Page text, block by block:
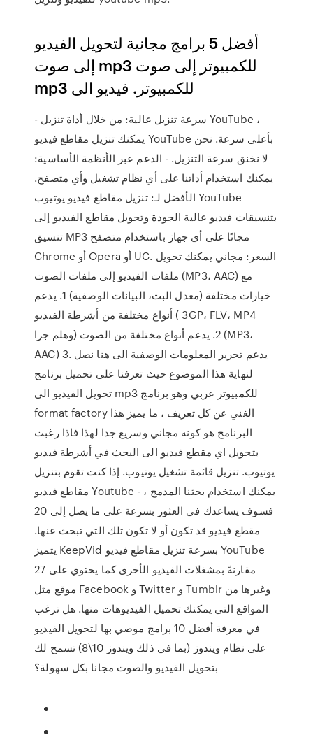
أفضل 5 برامج مجانية لتحويل الفيديو
إلى صوت mp3 للكمبيوتر إلى صوت
mp3 للكمبيوتر. فيديو الى
- سرعة تنزيل عالية: من خلال أداة تنزيل YouTube ،
يمكنك تنزيل مقاطع فيديو YouTube بأعلى سرعة. نحن
لا نخنق سرعة التنزيل. - الدعم عبر الأنظمة الأساسية:
يمكنك استخدام أداتنا على أي نظام تشغيل وأي متصفح.
الأفضل لـ: تنزيل مقاطع فيديو يوتيوب YouTube
بتنسيقات فيديو عالية الجودة وتحويل مقاطع الفيديو إلى
تنسيق MP3 مجانًا على أي جهاز باستخدام متصفح
Chrome أو Opera أو UC. السعر: مجاني يمكنك تحويل
ملفات الفيديو إلى ملفات الصوت (MP3، AAC) مع
خيارات مختلفة (معدل البت، البيانات الوصفية) 1. يدعم
أنواع مختلفة من أشرطة الفيديو ( 3GP، FLV، MP4
وهلم جرا) 2. يدعم أنواع مختلفة من الصوت (MP3،
AAC) 3. يدعم تحرير المعلومات الوصفية الى هنا نصل
لنهاية هذا الموضوع حيث تعرفنا على تحميل برنامج
تحويل الفيديو الى mp3 للكمبيوتر عربي وهو برنامج
format factory الغني عن كل تعريف ، ما يميز هذا
البرنامج هو كونه مجاني وسريع جدا لهذا فاذا رغبت
بتحويل اي مقطع فيديو الى البحث في أشرطة فيديو
يوتيوب. تنزيل قائمة تشغيل يوتيوب. إذا كنت تقوم بتنزيل
مقاطع فيديو Youtube - يمكنك استخدام بحثنا المدمج ،
فسوف يساعدك في العثور بسرعة على ما يصل إلى 20
مقطع فيديو قد تكون أو لا تكون تلك التي تبحث عنها.
يتميز KeepVid بسرعة تنزيل مقاطع فيديو YouTube
مقارنةً بمشغلات الفيديو الأخرى كما يحتوي على 27
موقع مثل Facebook و Twitter و Tumblr وغيرها من
المواقع التي يمكنك تحميل الفيديوهات منها. هل ترغب
في معرفة أفضل 10 برامج موصي بها لتحويل الفيديو
على نظام ويندوز (بما في ذلك ويندوز 10\8) تسمح لك
بتحويل الفيديو والصوت مجانا بكل سهولة؟